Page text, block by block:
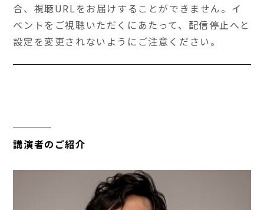
合、視聴URLをお届けすることができません。イ
ベントをご視聴いただくにあたって、配信停止へと
設定を変更されないようにご注意ください。
講演者のご紹介